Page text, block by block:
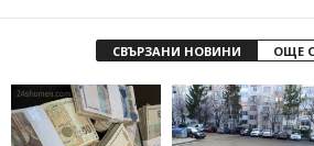
СВЪРЗАНИ НОВИНИ ОЩЕ